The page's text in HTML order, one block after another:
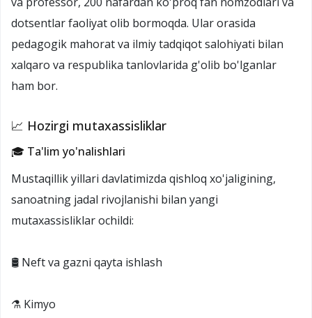
dotsentlar faoliyat olib bormoqda. Ular orasida
pedagogik mahorat va ilmiy tadqiqot salohiyati bilan
xalqaro va respublika tanlovlarida g'olib bo'lganlar
ham bor.
📈 Hozirgi mutaxassisliklar
🎓 Ta'lim yo'nalishlari
Mustaqillik yillari davlatimizda qishloq xo'jaligining,
sanoatning jadal rivojlanishi bilan yangi
mutaxassisliklar ochildi:
🛢️ Neft va gazni qayta ishlash
⚗️ Kimyo